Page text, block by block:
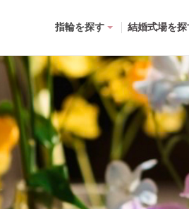
指輪を探す 結婚式場を